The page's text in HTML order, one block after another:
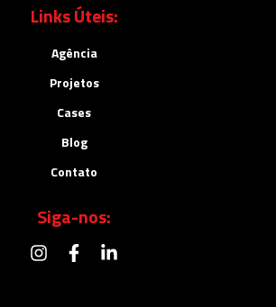
Links Úteis:
Agência
Projetos
Cases
Blog
Contato
Siga-nos: